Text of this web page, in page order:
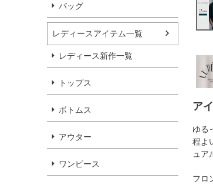
バッグ
レディースアイテム一覧
レディース新作一覧
トップス
ボトムス
アウター
ワンピース
ア
ゆる
程よ
ュア
フロ